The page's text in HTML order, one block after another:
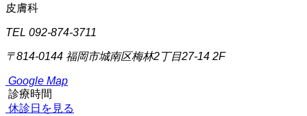
皮膚科
TEL 092-874-3711
〒814-0144 福岡市城南区梅林2丁目27-14 2F
Google Map
診療時間
休診日を見る